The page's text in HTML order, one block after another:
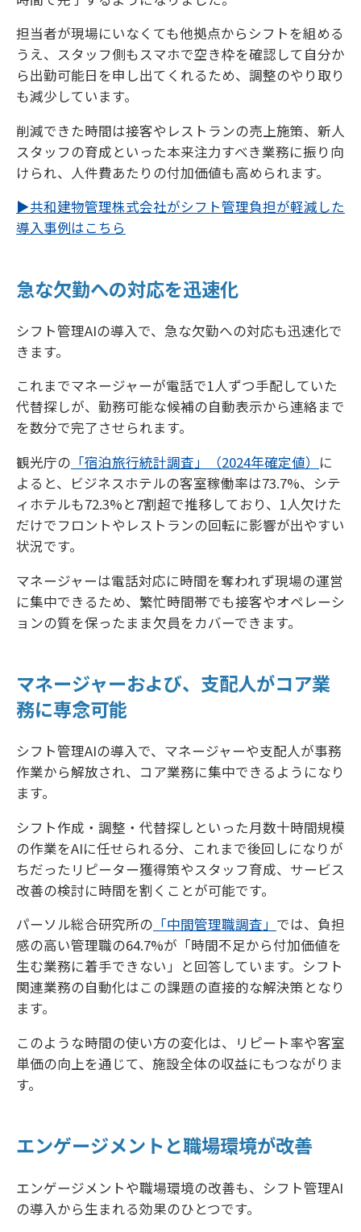
担当者が現場にいなくても他拠点からシフトを組める
うえ、スタッフ側もスマホで空き枠を確認して自分か
ら出勤可能日を申し出てくれるため、調整のやり取り
も減少しています。
削減できた時間は接客やレストランの売上施策、新人
スタッフの育成といった本来注力すべき業務に振り向
けられ、人件費あたりの付加価値も高められます。
▶共和建物管理株式会社がシフト管理負担が軽減した
導入事例はこちら
急な欠勤への対応を迅速化
シフト管理AIの導入で、急な欠勤への対応も迅速化で
きます。
これまでマネージャーが電話で1人ずつ手配していた
代替探しが、勤務可能な候補の自動表示から連絡まで
を数分で完了させられます。
観光庁の 「宿泊旅行統計調査」（2024年確定値） に
よると、ビジネスホテルの客室稼働率は73.7%、シテ
ィホテルも72.3%と7割超で推移しており、1人欠けた
だけでフロントやレストランの回転に影響が出やすい
状況です。
マネージャーは電話対応に時間を奪われず現場の運営
に集中できるため、繁忙時間帯でも接客やオペレーシ
ョンの質を保ったまま欠員をカバーできます。
マネージャーおよび、支配人がコア業
務に専念可能
シフト管理AIの導入で、マネージャーや支配人が事務
作業から解放され、コア業務に集中できるようになり
ます。
シフト作成・調整・代替探しといった月数十時間規模
の作業をAIに任せられる分、これまで後回しになりが
ちだったリピーター獲得策やスタッフ育成、サービス
改善の検討に時間を割くことが可能です。
パーソル総合研究所の 「中間管理職調査」 では、負担
感の高い管理職の64.7%が「時間不足から付加価値を
生む業務に着手できない」と回答しています。シフト
関連業務の自動化はこの課題の直接的な解決策となり
ます。
このような時間の使い方の変化は、リピート率や客室
単価の向上を通じて、施設全体の収益にもつながりま
す。
エンゲージメントと職場環境が改善
エンゲージメントや職場環境の改善も、シフト管理AI
の導入から生まれる効果のひとつです。